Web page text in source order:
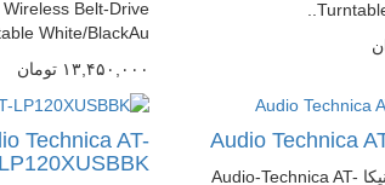
Belt-Drive
White/BlackAu..
١٣,۴۵٠,٠٠٠
تومان
Audio Technica
گرامافون آدیو تکنیکا Audio-Technica AT-
Technica AT-
LP120XUSBBK